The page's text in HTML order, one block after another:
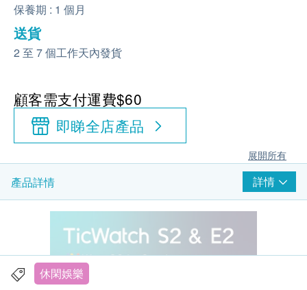
保養期 : 1 個月
送貨
2 至 7 個工作天內發貨
顧客需支付運費$60
即睇全店產品
展開所有
產品詳情 詳情
休閑娛樂